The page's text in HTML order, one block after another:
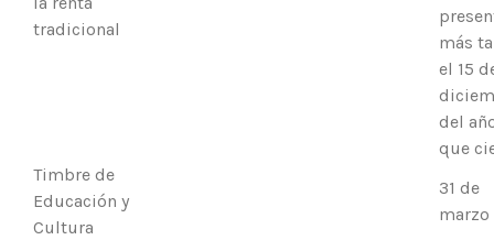
tradicional
más
el 15
del
que
Timbre de
Educación y
Cultura
31 de
marzo